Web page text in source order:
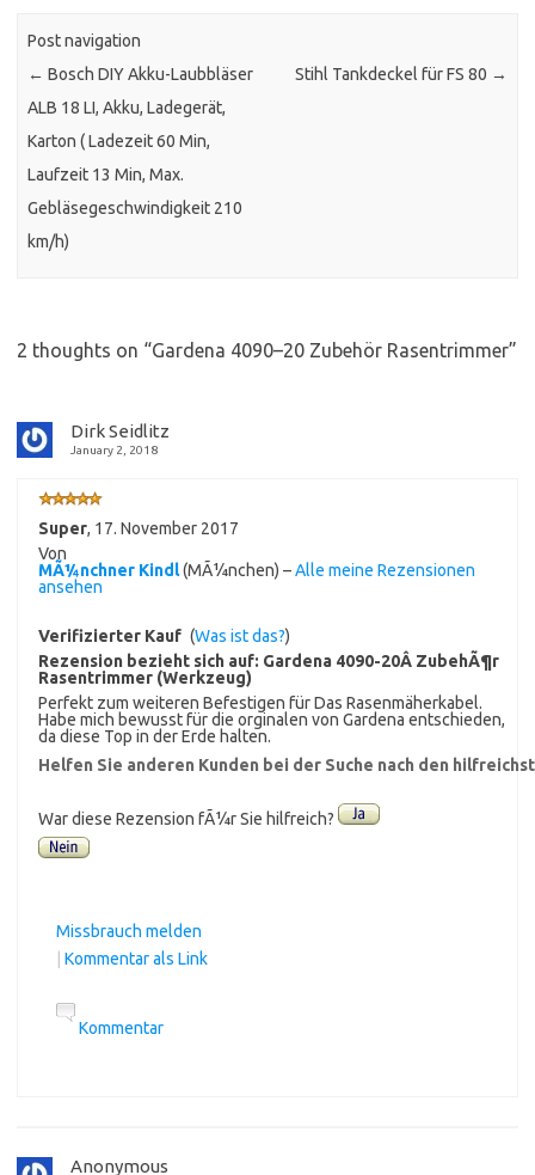
Post navigation
← Bosch DIY Akku-Laubbläser
ALB 18 LI, Akku, Ladegerät,
Karton ( Ladezeit 60 Min,
Laufzeit 13 Min, Max.
Gebläsegeschwindigkeit 210
km/h)
Stihl Tankdeckel für FS 80 →
2 thoughts on “Gardena 4090–20 Zubehör Rasentrimmer”
Dirk Seidlitz
January 2, 2018
Super, 17. November 2017
Von
MÃ¼nchner Kindl(MÃ¼nchen) –Alle meine Rezensionen
ansehen
Verifizierter Kauf (Was ist das?)
Rezension bezieht sich auf: Gardena 4090-20Â ZubehÃ¶r
Rasentrimmer (Werkzeug)
Perfekt zum weiteren Befestigen für Das Rasenmäherkabel.
Habe mich bewusst für die orginalen von Gardena entschieden,
da diese Top in der Erde halten.
Helfen Sie anderen Kunden bei der Suche nach den
War diese Rezension fÃ¼r Sie hilfreich?
Missbrauch melden
| Kommentar als Link
Kommentar
Anonymous